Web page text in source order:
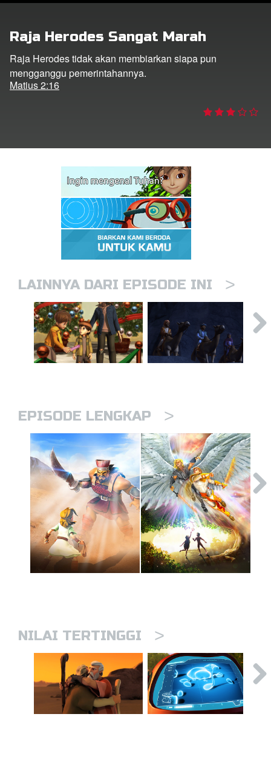
Raja Herodes Sangat Marah
Raja Herodes tidak akan membiarkan siapa pun
mengganggu pemerintahannya.
Matius 2:16
LAINNYA DARI EPISODE INI >
EPISODE LENGKAP >
NILAI TERTINGGI >